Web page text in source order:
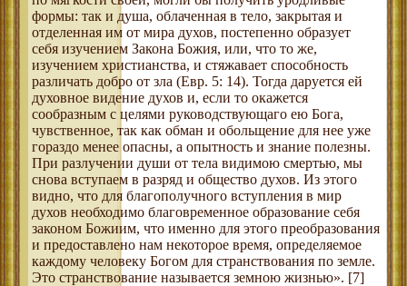
формы: так и душа, облаченная в тело, закрытая и
отделенная им от мира духов, постепенно образует
себя изучением Закона Божия, или, что то же,
изучением христианства, и стяжавает способность
различать добро от зла (Евр. 5: 14). Тогда даруется ей
духовное видение духов и, если то окажется
сообразным с целями руководствующаго ею Бога,
чувственное, так как обман и обольщение для нее уже
гораздо менее опасны, а опытность и знание полезны.
При разлучении души от тела видимою смертью, мы
снова вступаем в разряд и общество духов. Из этого
видно, что для благополучного вступления в мир
духов необходимо благовременное образование себя
законом Божиим, что именно для этого преобразования
и предоставлено нам некоторое время, определяемое
каждому человеку Богом для странствования по земле.
Это странствование называется земною жизнью». [7]